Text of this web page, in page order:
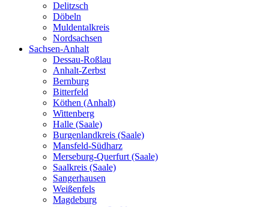
Delitzsch
Döbeln
Muldentalkreis
Nordsachsen
Sachsen-Anhalt
Dessau-Roßlau
Anhalt-Zerbst
Bernburg
Bitterfeld
Köthen (Anhalt)
Wittenberg
Halle (Saale)
Burgenlandkreis (Saale)
Mansfeld-Südharz
Merseburg-Querfurt (Saale)
Saalkreis (Saale)
Sangerhausen
Weißenfels
Magdeburg